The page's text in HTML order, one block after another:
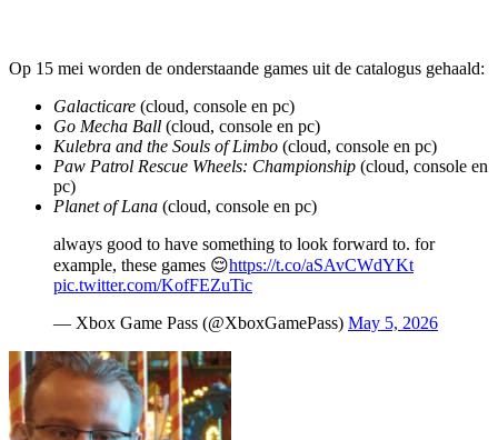
Op 15 mei worden de onderstaande games uit de catalogus gehaald:
Galacticare (cloud, console en pc)
Go Mecha Ball (cloud, console en pc)
Kulebra and the Souls of Limbo (cloud, console en pc)
Paw Patrol Rescue Wheels: Championship (cloud, console en
pc)
Planet of Lana (cloud, console en pc)
always good to have something to look forward to. for
example, these games 😌https://t.co/aSAvCWdYKt
pic.twitter.com/KofFEZuTic
— Xbox Game Pass (@XboxGamePass) May 5, 2026